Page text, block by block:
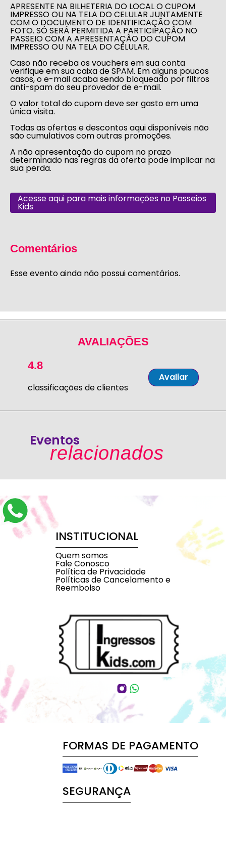
APRESENTE NA BILHETERIA DO LOCAL O CUPOM
IMPRESSO OU NA TELA DO CELULAR JUNTAMENTE
COM O DOCUMENTO DE IDENTIFICAÇÃO COM
FOTO. SÓ SERÁ PERMITIDA A PARTICIPAÇÃO NO
PASSEIO COM A APRESENTAÇÃO DO CUPOM
IMPRESSO OU NA TELA DO CELULAR.
Caso não receba os vouchers em sua conta
verifique em sua caixa de SPAM. Em alguns poucos
casos, o e-mail acaba sendo bloqueado por filtros
anti-spam do seu provedor de e-mail.
O valor total do cupom deve ser gasto em uma
única visita.
Todas as ofertas e descontos aqui disponíveis não
são cumulativos com outras promoções.
A não apresentação do cupom no prazo
determinado nas regras da oferta pode implicar na
sua perda.
Acesse aqui para mais informações no Passeios
Kids
Comentários
Esse evento ainda não possui comentários.
AVALIAÇÕES
4.8
classificações de clientes
Avaliar
Eventos
relacionados
INSTITUCIONAL
Quem somos
Fale Conosco
Política de Privacidade
Políticas de Cancelamento e
Reembolso
FORMAS DE PAGAMENTO
SEGURANÇA